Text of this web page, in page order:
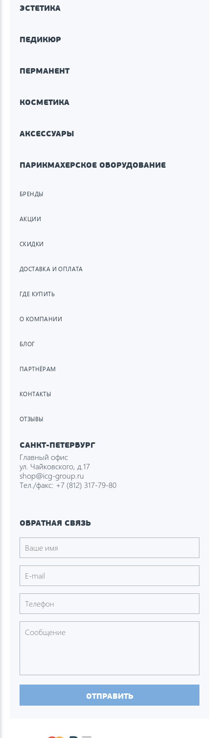
ЭСТЕТИКА
ПЕДИКЮР
ПЕРМАНЕНТ
КОСМЕТИКА
АКСЕССУАРЫ
ПАРИКМАХЕРСКОЕ ОБОРУДОВАНИЕ
БРЕНДЫ
АКЦИИ
СКИДКИ
ДОСТАВКА И ОПЛАТА
ГДЕ КУПИТЬ
О КОМПАНИИ
БЛОГ
ПАРТНЁРАМ
КОНТАКТЫ
ОТЗЫВЫ
САНКТ-ПЕТЕРБУРГ
Главный офис
ул. Чайковского, д.17
shop@icg-group.ru
Тел./факс: +7 (812) 317-79-80
ОБРАТНАЯ СВЯЗЬ
ОТПРАВИТЬ